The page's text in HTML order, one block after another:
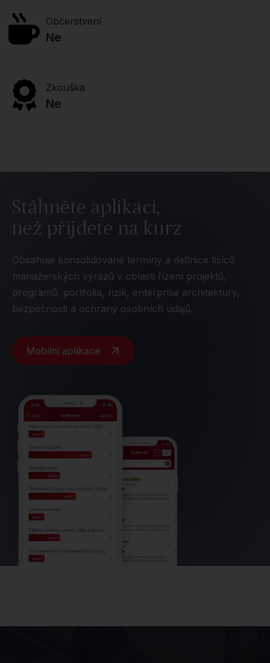
Občerstvení
Ne
Zkouška
Ne
Stáhněte aplikaci,
než přijdete na kurz
Obsahuje konsolidované termíny a definice tisíců
manažerských výrazů v oblasti řízení projektů,
programů, portfolia, rizik, enterprise architektury,
bezpečnosti a ochrany osobních údajů.
Mobilní aplikace